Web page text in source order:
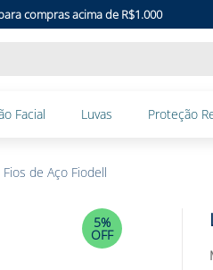
compras acima de R$1.000
Facial Luvas Proteção
de Aço Fiodell
5%
OFF